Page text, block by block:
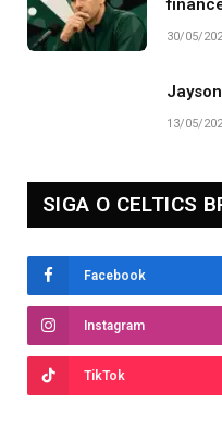
30/05/
13/05/
SIGA O CELTICS
Facebook
Instagram
TikTok